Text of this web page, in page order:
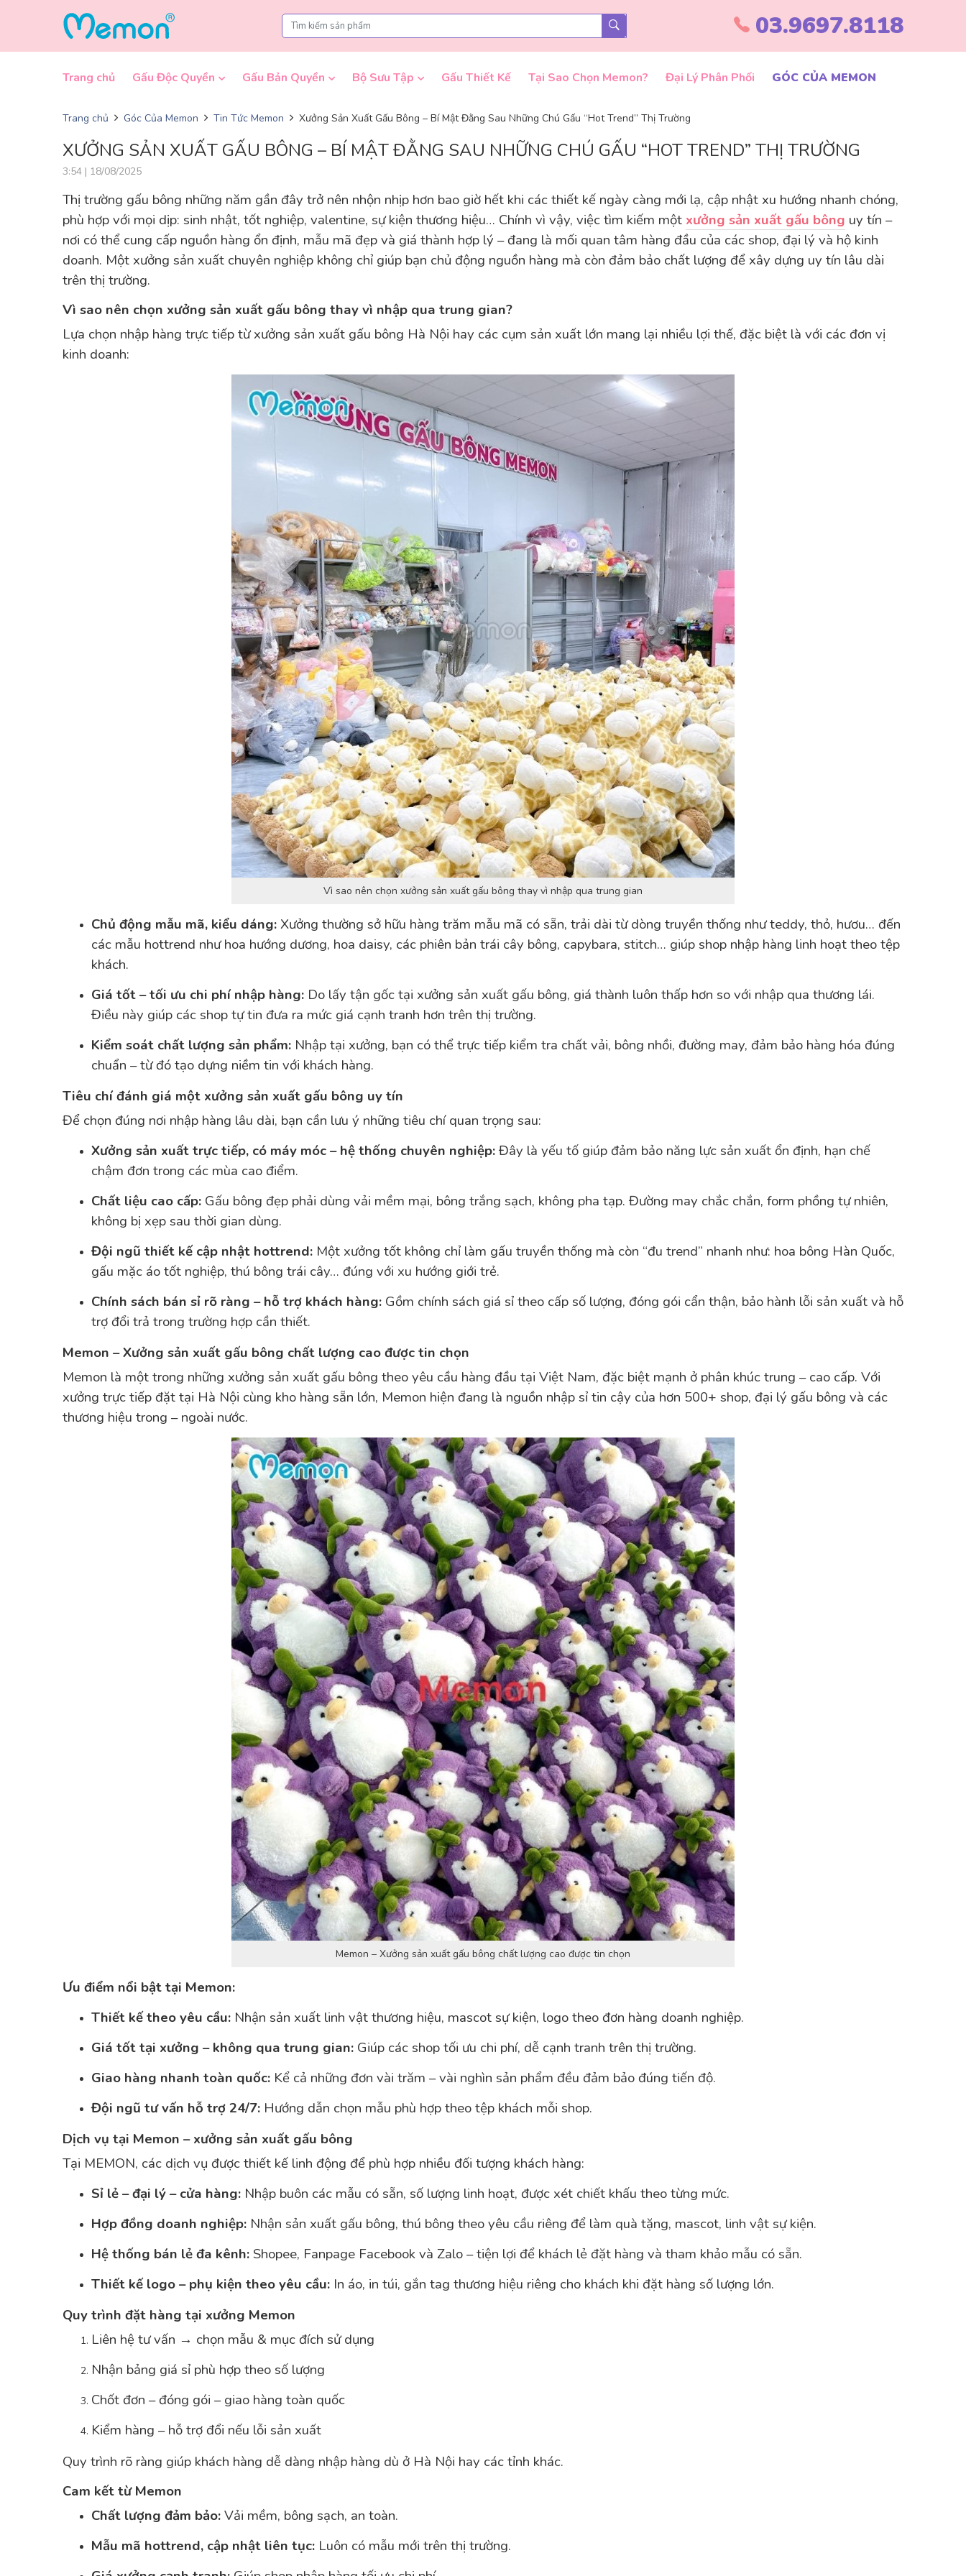
03.9697.8118
Trang chủ Gấu Độc Quyền Gấu Bản Quyền Bộ Sưu Tập Gấu Thiết Kế Tại Sao Chọn Memon? Đại Lý Phân Phối GÓC CỦA MEMON
Trang chủ Góc Của Memon Tin Tức Memon Xưởng Sản Xuất Gấu Bông – Bí Mật Đằng Sau Những Chú Gấu “Hot Trend” Thị Trường
XƯỞNG SẢN XUẤT GẤU BÔNG – BÍ MẬT ĐẰNG SAU NHỮNG CHÚ GẤU “HOT TREND” THỊ TRƯỜNG
3:54 | 18/08/2025
Thị trường gấu bông những năm gần đây trở nên nhộn nhịp hơn bao giờ hết khi các thiết kế ngày càng mới lạ, cập nhật xu hướng nhanh chóng,
phù hợp với mọi dịp: sinh nhật, tốt nghiệp, valentine, sự kiện thương hiệu… Chính vì vậy, việc tìm kiếm một xưởng sản xuất gấu bông uy tín –
nơi có thể cung cấp nguồn hàng ổn định, mẫu mã đẹp và giá thành hợp lý – đang là mối quan tâm hàng đầu của các shop, đại lý và hộ kinh
doanh. Một xưởng sản xuất chuyên nghiệp không chỉ giúp bạn chủ động nguồn hàng mà còn đảm bảo chất lượng để xây dựng uy tín lâu dài
trên thị trường.
Vì sao nên chọn xưởng sản xuất gấu bông thay vì nhập qua trung gian?
Lựa chọn nhập hàng trực tiếp từ xưởng sản xuất gấu bông Hà Nội hay các cụm sản xuất lớn mang lại nhiều lợi thế, đặc biệt là với các đơn vị
kinh doanh:
Vì sao nên chọn xưởng sản xuất gấu bông thay vì nhập qua trung gian
Chủ động mẫu mã, kiểu dáng:Xưởng thường sở hữu hàng trăm mẫu mã có sẵn, trải dài từ dòng truyền thống như teddy, thỏ, hươu… đến
các mẫu hottrend như hoa hướng dương, hoa daisy, các phiên bản trái cây bông, capybara, stitch… giúp shop nhập hàng linh hoạt theo tệp
khách.
Giá tốt – tối ưu chi phí nhập hàng: Do lấy tận gốc tại xưởng sản xuất gấu bông, giá thành luôn thấp hơn so với nhập qua thương lái.
Điều này giúp các shop tự tin đưa ra mức giá cạnh tranh hơn trên thị trường.
Kiểm soát chất lượng sản phẩm: Nhập tại xưởng, bạn có thể trực tiếp kiểm tra chất vải, bông nhồi, đường may, đảm bảo hàng hóa đúng
chuẩn – từ đó tạo dựng niềm tin với khách hàng.
Tiêu chí đánh giá một xưởng sản xuất gấu bông uy tín
Để chọn đúng nơi nhập hàng lâu dài, bạn cần lưu ý những tiêu chí quan trọng sau:
Xưởng sản xuất trực tiếp, có máy móc – hệ thống chuyên nghiệp:Đây là yếu tố giúp đảm bảo năng lực sản xuất ổn định, hạn chế
chậm đơn trong các mùa cao điểm.
Chất liệu cao cấp: Gấu bông đẹp phải dùng vải mềm mại, bông trắng sạch, không pha tạp. Đường may chắc chắn, form phồng tự nhiên,
không bị xẹp sau thời gian dùng.
Đội ngũ thiết kế cập nhật hottrend: Một xưởng tốt không chỉ làm gấu truyền thống mà còn “đu trend” nhanh như: hoa bông Hàn Quốc,
gấu mặc áo tốt nghiệp, thú bông trái cây… đúng với xu hướng giới trẻ.
Chính sách bán sỉ rõ ràng – hỗ trợ khách hàng: Gồm chính sách giá sỉ theo cấp số lượng, đóng gói cẩn thận, bảo hành lỗi sản xuất và hỗ
trợ đổi trả trong trường hợp cần thiết.
Memon – Xưởng sản xuất gấu bông chất lượng cao được tin chọn
Memon là một trong những xưởng sản xuất gấu bông theo yêu cầu hàng đầu tại Việt Nam, đặc biệt mạnh ở phân khúc trung – cao cấp. Với
xưởng trực tiếp đặt tại Hà Nội cùng kho hàng sẵn lớn, Memon hiện đang là nguồn nhập sỉ tin cậy của hơn 500+ shop, đại lý gấu bông và các
thương hiệu trong – ngoài nước.
Memon – Xưởng sản xuất gấu bông chất lượng cao được tin chọn
Ưu điểm nổi bật tại Memon:
Thiết kế theo yêu cầu: Nhận sản xuất linh vật thương hiệu, mascot sự kiện, logo theo đơn hàng doanh nghiệp.
Giá tốt tại xưởng – không qua trung gian: Giúp các shop tối ưu chi phí, dễ cạnh tranh trên thị trường.
Giao hàng nhanh toàn quốc: Kể cả những đơn vài trăm – vài nghìn sản phẩm đều đảm bảo đúng tiến độ.
Đội ngũ tư vấn hỗ trợ 24/7: Hướng dẫn chọn mẫu phù hợp theo tệp khách mỗi shop.
Dịch vụ tại Memon – xưởng sản xuất gấu bông
Tại MEMON, các dịch vụ được thiết kế linh động để phù hợp nhiều đối tượng khách hàng:
Sỉ lẻ – đại lý – cửa hàng: Nhập buôn các mẫu có sẵn, số lượng linh hoạt, được xét chiết khấu theo từng mức.
Hợp đồng doanh nghiệp: Nhận sản xuất gấu bông, thú bông theo yêu cầu riêng để làm quà tặng, mascot, linh vật sự kiện.
Hệ thống bán lẻ đa kênh:Shopee, Fanpage Facebook và Zalo – tiện lợi để khách lẻ đặt hàng và tham khảo mẫu có sẵn.
Thiết kế logo – phụ kiện theo yêu cầu: In áo, in túi, gắn tag thương hiệu riêng cho khách khi đặt hàng số lượng lớn.
Quy trình đặt hàng tại xưởng Memon
Liên hệ tư vấn → chọn mẫu & mục đích sử dụng
Nhận bảng giá sỉ phù hợp theo số lượng
Chốt đơn – đóng gói – giao hàng toàn quốc
Kiểm hàng – hỗ trợ đổi nếu lỗi sản xuất
Quy trình rõ ràng giúp khách hàng dễ dàng nhập hàng dù ở Hà Nội hay các tỉnh khác.
Cam kết từ Memon
Chất lượng đảm bảo:Vải mềm, bông sạch, an toàn.
Mẫu mã hottrend, cập nhật liên tục: Luôn có mẫu mới trên thị trường.